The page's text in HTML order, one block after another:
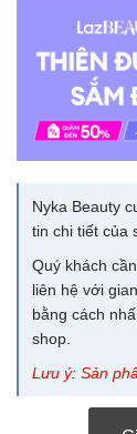
Nyka Beauty
tin chi tiết của
Quý khách
liên hệ với
bằng cách
shop.
Lưu ý: Sản